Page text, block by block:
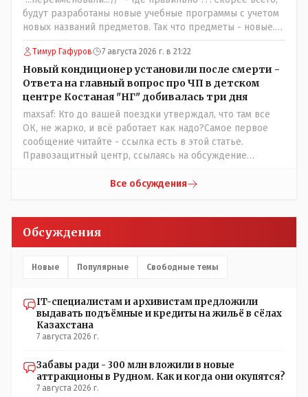
часть - информация до трагедии, вторая часть -
информация после трагедии, когда все уже было
будут разработаны новые учебные программы с учетом
новых названий предметов. Так что предметы - новые.
Хоть и переименованные)
Тимур Гафуров 7 августа 2026 г. в 21:22
Новый кондиционер установили после смерти -
Ответа на главный вопрос про ЧП в детском
центре Костаная "НГ" добивалась три дня
maxsaf: Кто до вашей поездки утверждал, что там все
ОК, не жарко, и всё работает как надо?Самое первое
сообщение читайте - ссылка есть в этой статье.
Правозащитный центр, ссылаясь на обсуждение
прислали ему в виде аудиосообщений, пишет, что
настоящему времени их установили только в
помещениях, предназначенных для административно-
установлены кондиционеры, питьевой и температурный
противоречие. Вы считаете иначе?
Все обсуждения
Обсуждения
Новые Популярные Свободные темы
IT-специалистам и архивистам предложили
выдавать подъёмные и кредиты на жильё в сёлах
Казахстана
7 августа 2026 г.
Забавы ради - 300 млн вложили в новые
аттракционы в Рудном. Как и когда они окупятся?
7 августа 2026 г.